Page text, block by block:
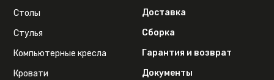
Столы
Стулья
Компьютерные кресла
Кровати
Доставка
Сборка
Гарантия и возврат
Документы